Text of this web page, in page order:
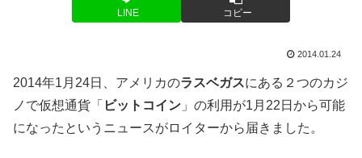
LINE コピー
2014.01.24
2014年1月24日、アメリカのラスベガスにある２つのカジ
ノで仮想通貨「 ビットコイン 」の利用が1月22日から可能
になったというニュースがロイターから届きました。